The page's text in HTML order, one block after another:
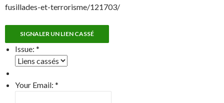
fusillades-et-terrorisme/121703/
SIGNALER UN LIEN CASSÉ
Issue: *
Your Email: *